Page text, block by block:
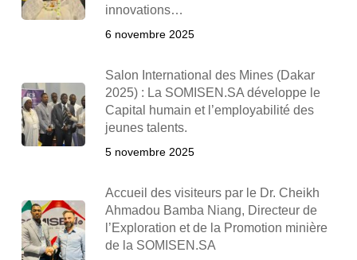
innovations…
6 novembre 2025
Salon International des Mines (Dakar
2025) : La SOMISEN.SA développe le
Capital humain et l’employabilité des
jeunes talents.
5 novembre 2025
Accueil des visiteurs par le Dr. Cheikh
Ahmadou Bamba Niang, Directeur de
l’Exploration et de la Promotion minière
de la SOMISEN.SA